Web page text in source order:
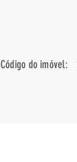
Código do imóvel: